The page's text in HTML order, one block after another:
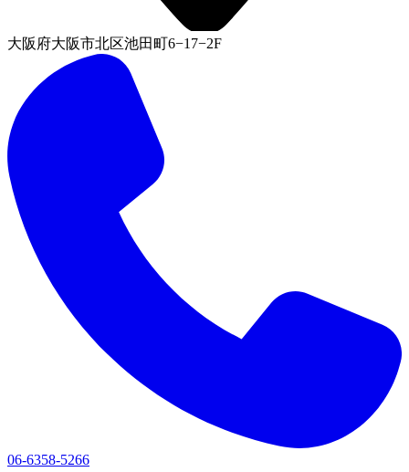
大阪府大阪市北区池田町6−17−2F
06-6358-5266